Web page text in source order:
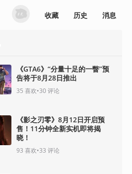
收藏 历史 消息
《GTA6》“分量十足的一瞥”预
告将于8月28日推出
35 喜欢•30评论
《影之刃零》8月12日开启预
售！11分钟全新实机即将揭
晓！
93 喜欢•33 评论